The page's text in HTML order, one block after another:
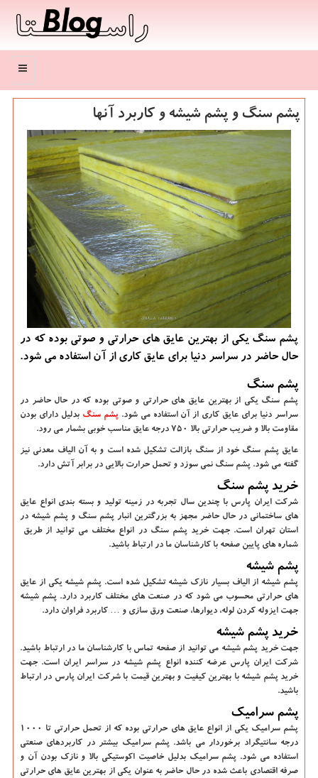
منو
پشم سنگ و پشم شیشه و كاربرد آنها
پشم سنگ یكی از بهترین عایق های حرارتی و صوتی بوده كه در
حال حاضر در سراسر دنیا برای عایق كاری از آن استفاده می شود.
پشم سنگ
پشم سنگ یکی از بهترین عایق های حرارتی و صوتی بوده که در حال حاضر در
سراسر دنیا برای عایق کاری از آن استفاده می شود.پشم سنگ بدلیل دارای بودن
مقاومت بالا و ضریب حرارتی بالا 750 درجه عایق مناسب خوبی بشمار می رود.
عایق پشم سنگ خود از سنگ بازالت تشکیل شده است و به آن الیاف معدنی نیز
گفته می شود. پشم سنگ نمی سوزد و تحمل حرارت بالایی در برابر آتش دارد.
خرید پشم سنگ
شرکت ایران پارس با چندین سال تجربه در زمینه تولید و بسته بندی انواع عایق
های ساختمانی در حال حاضر مجهز به بزرگترین انبار پشم سنگ و پشم شیشه در
استان تهران است. جهتخرید پشم سنگ در انواع مختلف می توانید از طریق
شماره های پایین صفحه با کارشناسان ما در ارتباط باشید.
پشم شیشه
پشم شیشه از الیاف بسیار نازک شیشه تشکیل شده است. پشم شیشه یکی از عایق
های حرارتی محسوب می شود که در صنعت های مختلف کاربرد دارد. پشم شیشه
جهت ایزوله کردن لوله، دیوارها، صنعت ورق سازی و … کاربرد فراوان دارد.
خرید پشم شیشه
جهت خرید پشم شیشه می توانید از صفحه تماس با کارشناسان ما در ارتباط باشید.
شرکت ایران پارس عرضه کننده انواع پشم شیشه در سراسر ایران است. جهت
خرید پشم شیشه با بهترین کیفیت و بهترین قیمت با شرکت ایران پارس در ارتباط
باشید.
پشم سرامیک
پشم سرامیک یکی از انواع عایق های حرارتی بوده که از تحمل حرارتی تا 1000
درجه سانتیگراد برخوردار می باشد. پشم سرامیک بیشتر در کاربردهای صنعتی
استفاده می شود. پشم سرامیک بدلیل خاصیت اکوستیکی بالا و نازک بودن آن و
صرفه اقتصادی باعث شده در حال حاضر به عنوان یکی از بهترین عایق های حرارتی